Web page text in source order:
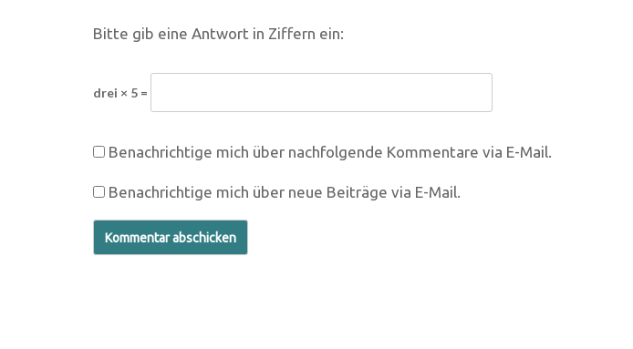
Bitte gib eine Antwort in Ziffern ein:
drei × 5 =
Benachrichtige mich über nachfolgende Kommentare via E-Mail.
Benachrichtige mich über neue Beiträge via E-Mail.